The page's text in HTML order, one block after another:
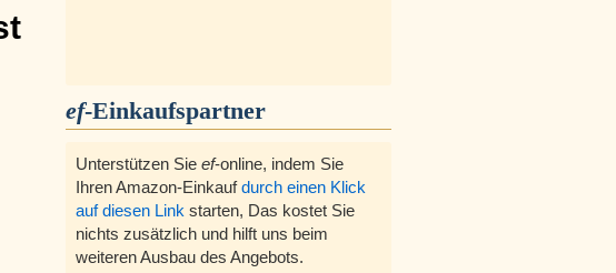
ef-Einkaufspartner
Unterstützen Sie ef-online, indem Sie
Ihren Amazon-Einkaufdurch einen Klick
auf diesen Link starten, Das kostet Sie
nichts zusätzlich und hilft uns beim
weiteren Ausbau des Angebots.